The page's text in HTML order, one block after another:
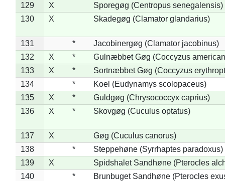
129
X
Sporegøg (Centropus senegalensis)
130
X Skadegøg (Clamator glandarius)
131 *
Jacobinergøg (Clamator jacobinus)
132
X *
Gulnæbbet Gøg (Coccyzus
133
X *
Sortnæbbet Gøg (Coccyzus
134
*
Koel (Eudynamys scolopaceus)
135
X *
Guldgøg (Chrysococcyx caprius)
136
X * Skovgøg (Cuculus optatus)
137 X
Gøg (Cuculus canorus)
138
*
Steppehøne (Syrrhaptes paradoxus)
139
X
Spidshalet Sandhøne (Pterocles
140
*
Brunbuget Sandhøne (Pterocles